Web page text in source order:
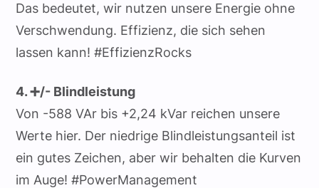
Das bedeutet, wir nutzen unsere Energie ohne
Verschwendung. Effizienz, die sich sehen
lassen kann! #EffizienzRocks
4. ➕/- Blindleistung
Von -588 VAr bis +2,24 kVar reichen unsere
Werte hier. Der niedrige Blindleistungsanteil ist
ein gutes Zeichen, aber wir behalten die Kurven
im Auge! #PowerManagement